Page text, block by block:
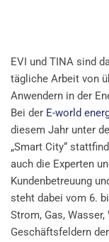
EVI und TINA sind
tägliche Arbeit von
Anwendern in der
Bei der E-world
diesem Jahr unter
„Smart City“
auch die Experten
Kundenbetreuung
steht dabei vom 6.
Strom, Gas,
Geschäftsfeldern